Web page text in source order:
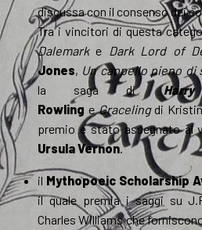
discussa con il consenso dei
Tra i vincitori di questa
Dalemarke Dark Lord of
Jones, Un cappello pieno di
la saga di
Rowling eGracelingdi Kristin
premio è stato assegnato al
Ursula Vernon.
il Mythopoeic Scholarship
il quale premia i saggi su
Charles Williams che